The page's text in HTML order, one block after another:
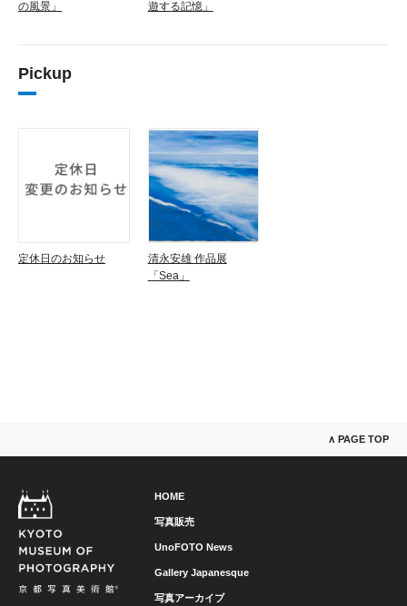
の風景」
遊する記憶」
Pickup
定休日のお知らせ
清永安雄 作品展
「Sea」
∧ PAGE TOP
HOME
写真販売
UnoFOTO News
Gallery Japanesque
写真アーカイブ